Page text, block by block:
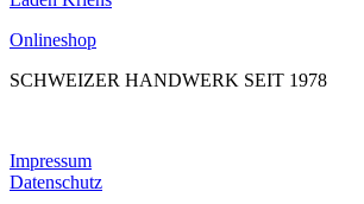
Onlineshop
SCHWEIZER HANDWERK SEIT 1978
Impressum
Datenschutz